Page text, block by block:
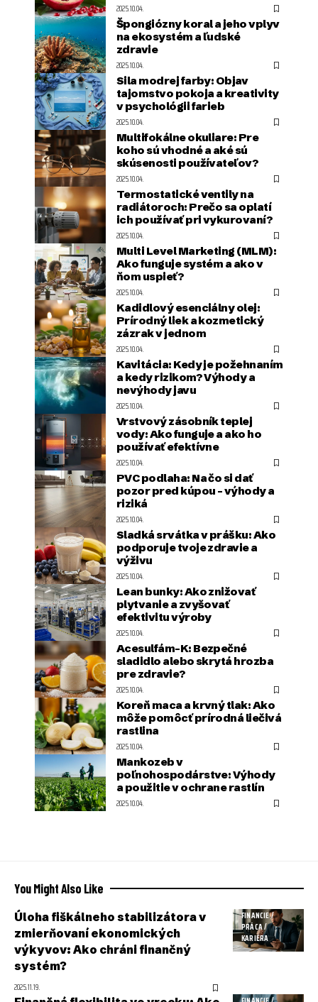
2025.10.04.
Špongiózny koral a jeho vplyv
na ekosystém a ľudské
zdravie
2025.10.04.
Sila modrej farby: Objav
tajomstvo pokoja a kreativity
v psychológii farieb
2025.10.04.
Multifokálne okuliare: Pre
koho sú vhodné a aké sú
skúsenosti používateľov?
2025.10.04.
Termostatické ventily na
radiátoroch: Prečo sa oplatí
ich používať pri vykurovaní?
2025.10.04.
Multi Level Marketing (MLM):
Ako funguje systém a ako v
ňom uspieť?
2025.10.04.
Kadidlový esenciálny olej:
Prírodný liek a kozmetický
zázrak v jednom
2025.10.04.
Kavitácia: Kedy je požehnaním
a kedy rizikom? Výhody a
nevýhody javu
2025.10.04.
Vrstvový zásobník teplej
vody: Ako funguje a ako ho
používať efektívne
2025.10.04.
PVC podlaha: Na čo si dať
pozor pred kúpou – výhody a
riziká
2025.10.04.
Sladká srvátka v prášku: Ako
podporuje tvoje zdravie a
výživu
2025.10.04.
Lean bunky: Ako znižovať
plytvanie a zvyšovať
efektivitu výroby
2025.10.04.
Acesulfám-K: Bezpečné
sladidlo alebo skrytá hrozba
pre zdravie?
2025.10.04.
Koreň maca a krvný tlak: Ako
môže pomôcť prírodná liečivá
rastlina
2025.10.04.
Mankozeb v
poľnohospodárstve: Výhody
a použitie v ochrane rastlín
2025.10.04.
You Might Also Like
FINANCIE /
PRÁCA /
KARIÉRA
Úloha fiškálneho stabilizátora v
zmierňovaní ekonomických
výkyvov: Ako chráni finančný
systém?
2025.11.19.